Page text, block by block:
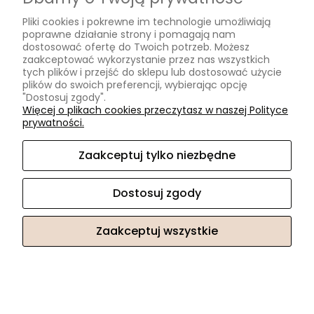
PROMOCJA
Pliki cookies i pokrewne im technologie umożliwiają
poprawne działanie strony i pomagają nam
dostosować ofertę do Twoich potrzeb. Możesz
zaakceptować wykorzystanie przez nas wszystkich
tych plików i przejść do sklepu lub dostosować użycie
plików do swoich preferencji, wybierając opcję
"Dostosuj zgody".
Więcej o plikach cookies przeczytasz w naszej Polityce
prywatności.
Zaakceptuj tylko niezbędne
Dostosuj zgody
Zaakceptuj wszystkie